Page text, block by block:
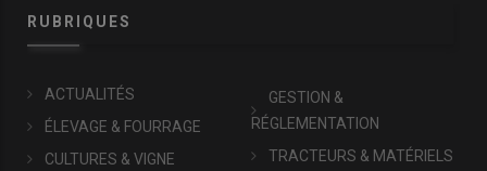
RUBRIQUES
ACTUALITÉS
ÉLEVAGE & FOURRAGE
CULTURES & VIGNE
GESTION &
RÉGLEMENTATION
TRACTEURS & MATÉRIELS